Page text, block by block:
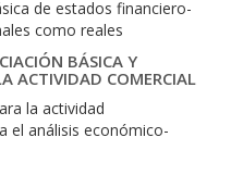
de estados financiero-
como reales
BÁSICA Y
ACTIVIDAD COMERCIAL
la actividad
el análisis económico-